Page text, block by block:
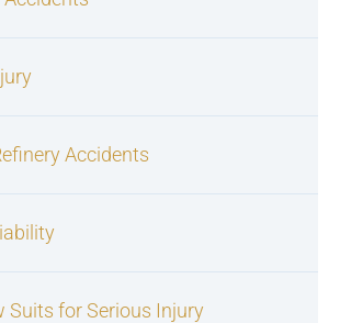
Accidents
Suits for Serious Injury